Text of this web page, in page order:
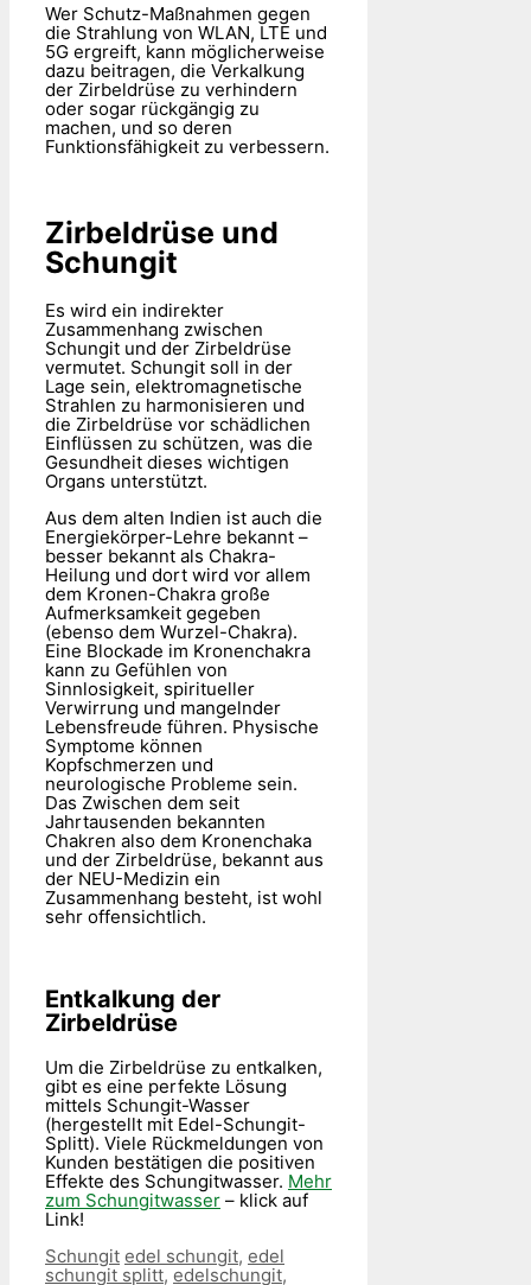
Wer Schutz-Maßnahmen gegen
die Strahlung von WLAN, LTE und
5G ergreift, kann möglicherweise
dazu beitragen, die Verkalkung
der Zirbeldrüse zu verhindern
oder sogar rückgängig zu
machen, und so deren
Funktionsfähigkeit zu verbessern.
Zirbeldrüse und
Schungit
Es wird ein indirekter
Zusammenhang zwischen
Schungit und der Zirbeldrüse
vermutet. Schungit soll in der
Lage sein, elektromagnetische
Strahlen zu harmonisieren und
die Zirbeldrüse vor schädlichen
Einflüssen zu schützen, was die
Gesundheit dieses wichtigen
Organs unterstützt.
Aus dem alten Indien ist auch die
Energiekörper-Lehre bekannt –
besser bekannt als Chakra-
Heilung und dort wird vor allem
dem Kronen-Chakra große
Aufmerksamkeit gegeben
(ebenso dem Wurzel-Chakra).
Eine Blockade im Kronenchakra
kann zu Gefühlen von
Sinnlosigkeit, spiritueller
Verwirrung und mangelnder
Lebensfreude führen. Physische
Symptome können
Kopfschmerzen und
neurologische Probleme sein.
Das Zwischen dem seit
Jahrtausenden bekannten
Chakren also dem Kronenchaka
und der Zirbeldrüse, bekannt aus
der NEU-Medizin ein
Zusammenhang besteht, ist wohl
sehr offensichtlich.
Entkalkung der
Zirbeldrüse
Um die Zirbeldrüse zu entkalken,
gibt es eine perfekte Lösung
mittels Schungit-Wasser
(hergestellt mit Edel-Schungit-
Splitt). Viele Rückmeldungen von
Kunden bestätigen die positiven
Effekte des Schungitwasser. Mehr
zum Schungitwasser – klick auf
Link!
Kategorien
Schungit Schlagwörter
edel schungit, edel
schungit splitt, edelschungit,